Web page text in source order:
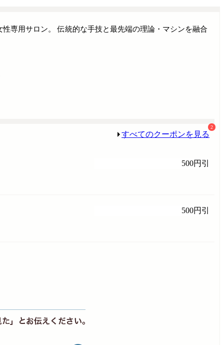
専用サロン。 伝統的な手技と最先端の理論・マシンを融合
すべてのクーポンを見る
2
500円引
500円引